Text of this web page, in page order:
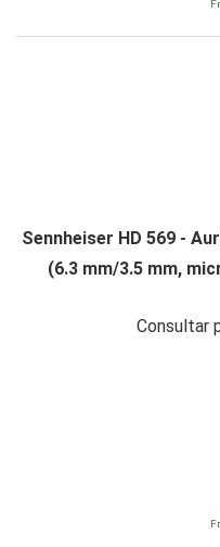
Sennheiser HD 569 -
(6.3 mm/3.5 mm,
Consultar